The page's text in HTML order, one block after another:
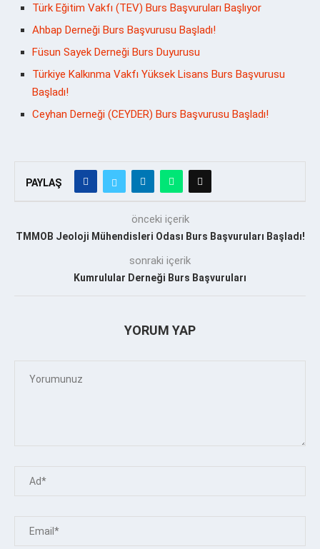
Türk Eğitim Vakfı (TEV) Burs Başvuruları Başlıyor
Ahbap Derneği Burs Başvurusu Başladı!
Füsun Sayek Derneği Burs Duyurusu
Türkiye Kalkınma Vakfı Yüksek Lisans Burs Başvurusu
Başladı!
Ceyhan Derneği (CEYDER) Burs Başvurusu Başladı!
PAYLAŞ
önceki içerik
TMMOB Jeoloji Mühendisleri Odası Burs Başvuruları Başladı!
sonraki içerik
Kumrulular Derneği Burs Başvuruları
YORUM YAP